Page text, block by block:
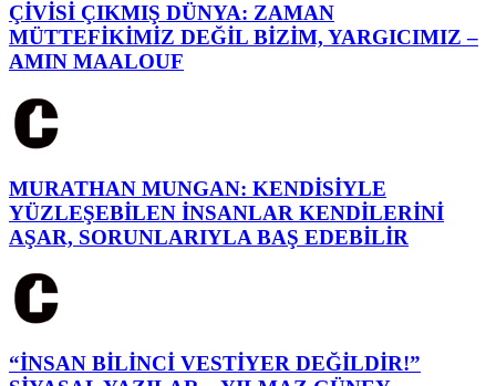
ÇİVİSİ ÇIKMIŞ DÜNYA: ZAMAN
MÜTTEFİKİMİZ DEĞİL BİZİM, YARGICIMIZ –
AMIN MAALOUF
MURATHAN MUNGAN: KENDİSİYLE
YÜZLEŞEBİLEN İNSANLAR KENDİLERİNİ
AŞAR, SORUNLARIYLA BAŞ EDEBİLİR
“İNSAN BİLİNCİ VESTİYER DEĞİLDİR!”